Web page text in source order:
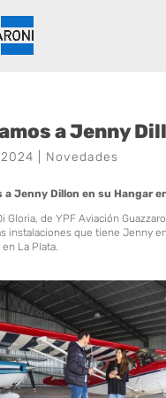
a Jenny
Novedades
a Jenny Dillon en su Hangar
Gloria, de YPF Aviación
instalaciones que tiene Jenny
La Plata.